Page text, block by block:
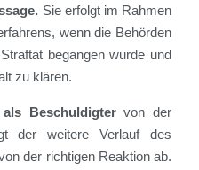
Sie erfolgt im Rahmen
wenn die Behörden
begangen wurde und
zu klären.
Beschuldigtervon der
der weitere Verlauf des
der richtigen Reaktion ab.